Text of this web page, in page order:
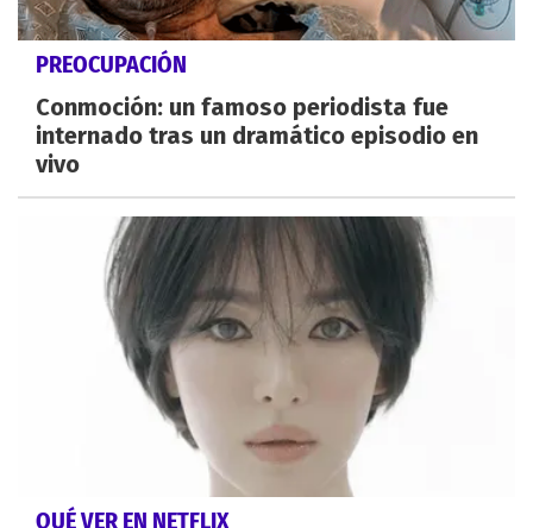
PREOCUPACIÓN
Conmoción: un famoso periodista fue
internado tras un dramático episodio en
vivo
QUÉ VER EN NETFLIX